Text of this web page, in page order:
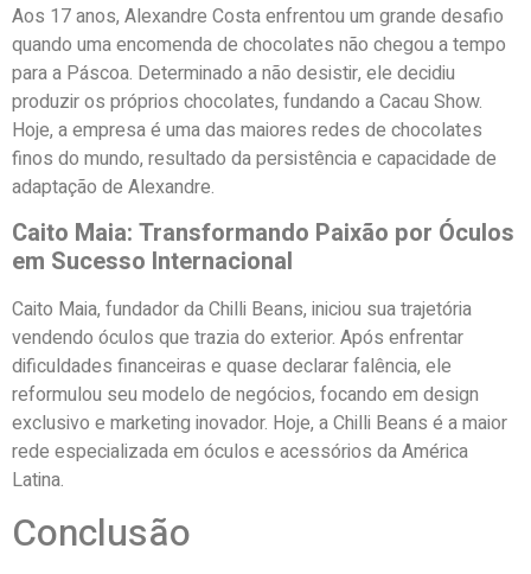
Aos 17 anos, Alexandre Costa enfrentou um grande desafio
quando uma encomenda de chocolates não chegou a tempo
para a Páscoa. Determinado a não desistir, ele decidiu
produzir os próprios chocolates, fundando a Cacau Show.
Hoje, a empresa é uma das maiores redes de chocolates
finos do mundo, resultado da persistência e capacidade de
adaptação de Alexandre.
Caito Maia: Transformando Paixão por Óculos
em Sucesso Internacional
Caito Maia, fundador da Chilli Beans, iniciou sua trajetória
vendendo óculos que trazia do exterior. Após enfrentar
dificuldades financeiras e quase declarar falência, ele
reformulou seu modelo de negócios, focando em design
exclusivo e marketing inovador. Hoje, a Chilli Beans é a maior
rede especializada em óculos e acessórios da América
Latina.
Conclusão